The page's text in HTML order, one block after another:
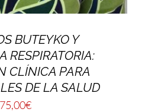
BUTEYKO Y
RESPIRATORIA:
CLÍNICA PARA
DE LA SALUD
€